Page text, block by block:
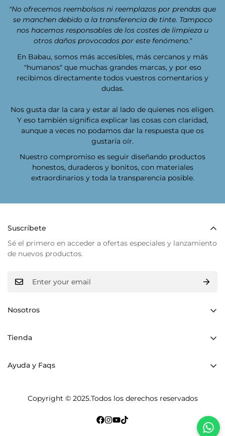
"No ofrecemos reembolsos ni reemplazos por prendas que
se manchen debido a la transferencia de tinte. Tampoco
nos hacemos responsables de los costes de limpieza u
otros daños provocados por este fenómeno."
En Babau, somos más accesibles, más cercanos y más
"humanos" que muchas grandes marcas, y por eso
recibimos directamente todos vuestros comentarios y
dudas.
Nos gusta dar la cara y estar al lado de quienes nos eligen.
Y eso también significa explicar las cosas con claridad,
aunque a veces no podamos dar la respuesta que os
gustaría oír.
Nuestro compromiso es seguir diseñando productos
honestos, duraderos y bonitos, con materiales
extraordinarios y toda la transparencia posible.
Nosotros
Materiales
Tienda
Ayuda y Faqs
Cuidados y mantenimiento
Suscríbete
Sé el primero en acceder a ofertas especiales y lanzamiento
de nuevos productos.
Copyright © 2025.Todos los derechos reservados